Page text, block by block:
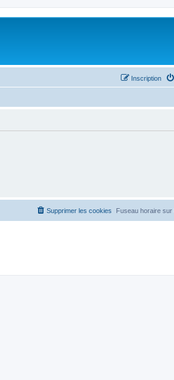
Inscription
Fuseau horaire sur
Supprimer les cookies